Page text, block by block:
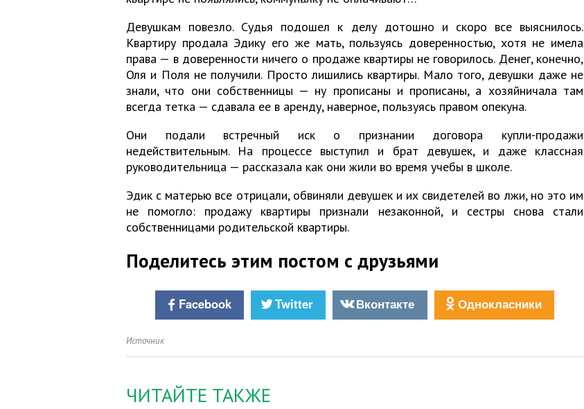
Девушкам повезло. Судья подошел к делу дотошно и скоро все выяснилось.
Квартиру продала Эдику его же мать, пользуясь доверенностью, хотя не имела
права — в доверенности ничего о продаже квартиры не говорилось. Денег, конечно,
Оля и Поля не получили. Просто лишились квартиры. Мало того, девушки даже не
знали, что они собственницы — ну прописаны и прописаны, а хозяйничала там
всегда тетка — сдавала ее в аренду, наверное, пользуясь правом опекуна.
Они подали встречный иск о признании договора купли-продажи
недействительным. На процессе выступил и брат девушек, и даже классная
руководительница — рассказала как они жили во время учебы в школе.
Эдик с матерью все отрицали, обвиняли девушек и их свидетелей во лжи, но это им
не помогло: продажу квартиры признали незаконной, и сестры снова стали
собственницами родительской квартиры.
Поделитесь этим постом с друзьями
Facebook Twitter Вконтакте Однокласники
Источник
ЧИТАЙТЕ ТАКЖЕ